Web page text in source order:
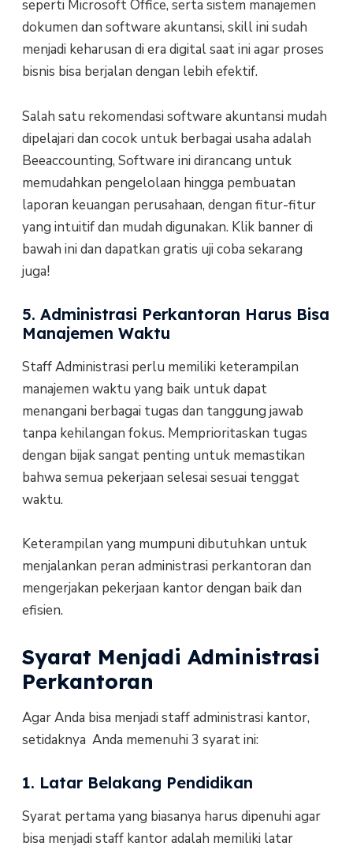
seperti Microsoft Office, serta sistem manajemen
dokumen dan software akuntansi, skill ini sudah
menjadi keharusan di era digital saat ini agar proses
bisnis bisa berjalan dengan lebih efektif.
Salah satu rekomendasi software akuntansi mudah
dipelajari dan cocok untuk berbagai usaha adalah
Beeaccounting, Software ini dirancang untuk
memudahkan pengelolaan hingga pembuatan
laporan keuangan perusahaan, dengan fitur-fitur
yang intuitif dan mudah digunakan. Klik banner di
bawah ini dan dapatkan gratis uji coba sekarang
juga!
5. Administrasi Perkantoran Harus Bisa
Manajemen Waktu
Staff Administrasi perlu memiliki keterampilan
manajemen waktu yang baik untuk dapat
menangani berbagai tugas dan tanggung jawab
tanpa kehilangan fokus. Memprioritaskan tugas
dengan bijak sangat penting untuk memastikan
bahwa semua pekerjaan selesai sesuai tenggat
waktu.
Keterampilan yang mumpuni dibutuhkan untuk
menjalankan peran administrasi perkantoran dan
mengerjakan pekerjaan kantor dengan baik dan
efisien.
Syarat Menjadi Administrasi
Perkantoran
Agar Anda bisa menjadi staff administrasi kantor,
setidaknya Anda memenuhi 3 syarat ini:
1. Latar Belakang Pendidikan
Syarat pertama yang biasanya harus dipenuhi agar
bisa menjadi staff kantor adalah memiliki latar